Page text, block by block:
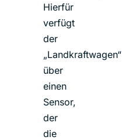
Hierfür
verfügt
der
„Landkraftwagen“
über
einen
Sensor,
der
die